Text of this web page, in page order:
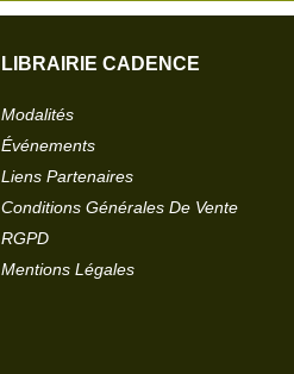
LIBRAIRIE CADENCE
Modalités
Événements
Liens Partenaires
Conditions Générales De Vente
RGPD
Mentions Légales